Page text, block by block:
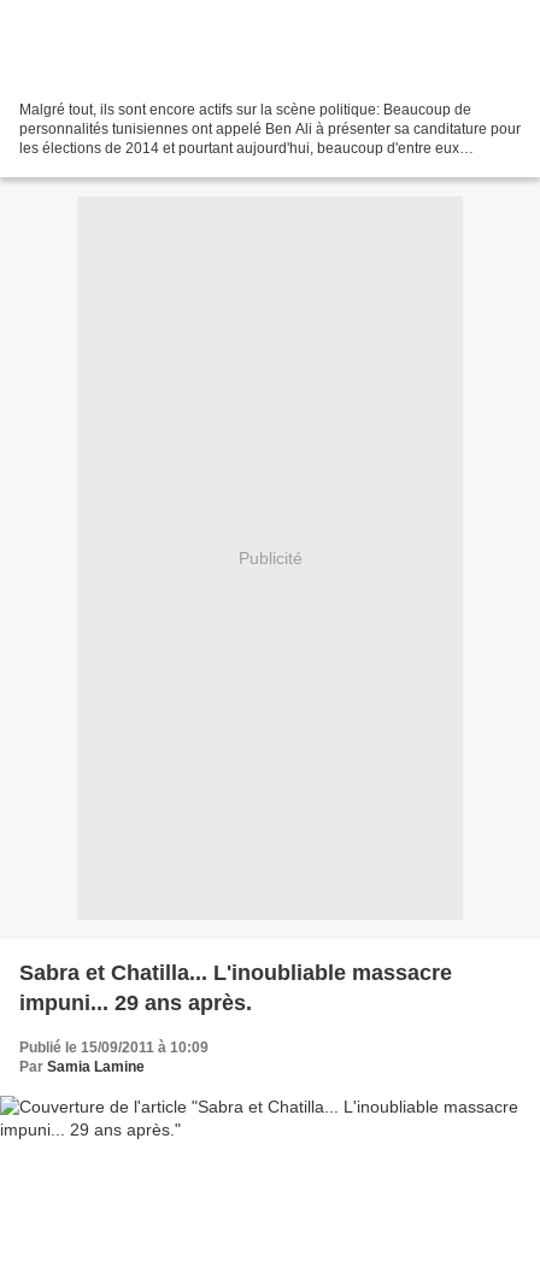
Malgré tout, ils sont encore actifs sur la scène politique: Beaucoup de
personnalités tunisiennes ont appelé Ben Ali à présenter sa canditature pour
les élections de 2014 et pourtant aujourd'hui, beaucoup d'entre eux
Publicité
Sabra et Chatilla... L'inoubliable massacre
impuni... 29 ans après.
Publié le 15/09/2011 à 10:09
Par Samia Lamine